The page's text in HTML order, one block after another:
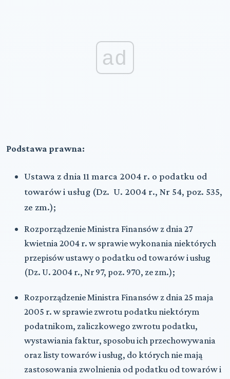
ad
Podstawa prawna:
Ustawa z dnia 11 marca 2004 r. o podatku od
towarów i usług (Dz. U. 2004 r., Nr 54, poz. 535,
ze zm.);
Rozporządzenie Ministra Finansów z dnia 27
kwietnia 2004 r. w sprawie wykonania niektórych
przepisów ustawy o podatku od towarów i usług
(Dz. U. 2004 r., Nr 97, poz. 970, ze zm.);
Rozporządzenie Ministra Finansów z dnia 25 maja
2005 r. w sprawie zwrotu podatku niektórym
podatnikom, zaliczkowego zwrotu podatku,
wystawiania faktur, sposobu ich przechowywania
oraz listy towarów i usług, do których nie mają
zastosowania zwolnienia od podatku od towarów i